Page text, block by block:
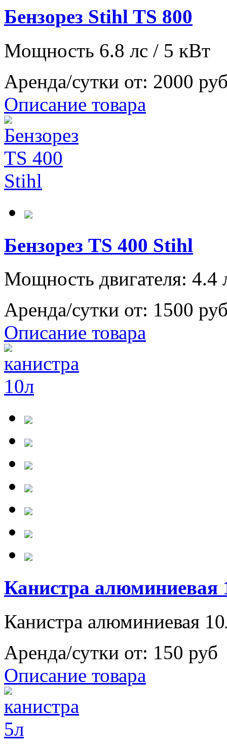
Бензорез Stihl TS 800
Мощность 6.8 лс / 5 кВт
Аренда/сутки от: 2000
Описание товара
Бензорез TS 400 Stihl
Мощность двигателя: 4.4
Аренда/сутки от: 1500
Описание товара
Канистра алюминиевая
Канистра алюминиевая
Аренда/сутки от: 150 руб
Описание товара